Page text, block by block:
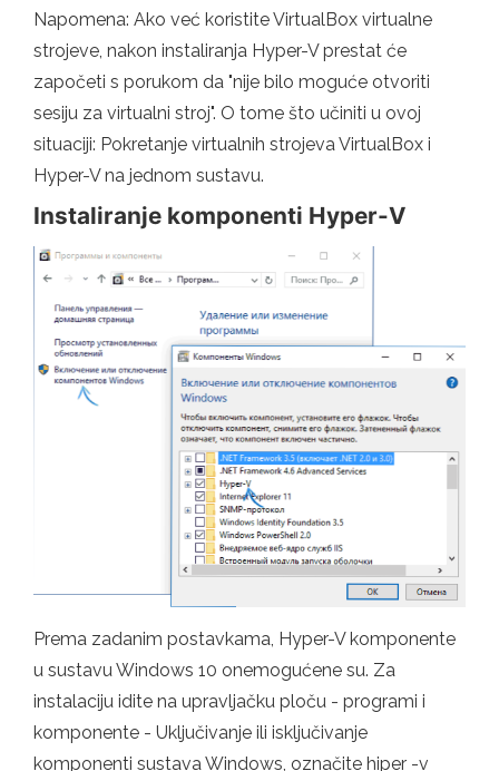
Napomena: Ako već koristite VirtualBox virtualne
strojeve, nakon instaliranja Hyper-V prestat će
započeti s porukom da "nije bilo moguće otvoriti
sesiju za virtualni stroj". O tome što učiniti u ovoj
situaciji: Pokretanje virtualnih strojeva VirtualBox i
Hyper-V na jednom sustavu.
Instaliranje komponenti Hyper-V
Prema zadanim postavkama, Hyper-V komponente
u sustavu Windows 10 onemogućene su. Za
instalaciju idite na upravljačku ploču - programi i
komponente - Uključivanje ili isključivanje
komponenti sustava Windows, označite hiper -v